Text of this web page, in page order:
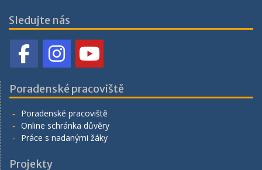
Sledujte nás
Poradenské pracoviště
Poradenské pracoviště
Online schránka důvěry
Práce s nadanými žáky
Projekty